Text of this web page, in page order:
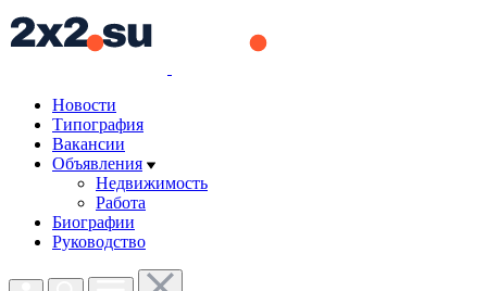
Новости
Типография
Вакансии
Объявления
Недвижимость
Работа
Биографии
Руководство